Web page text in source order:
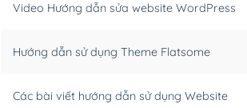
(+950,000₫)
Video Hướng dẫn sửa website WordPress
Hướng dẫn sử dụng Theme Flatsome
Các bài viết hướng dẫn sử dụng Website